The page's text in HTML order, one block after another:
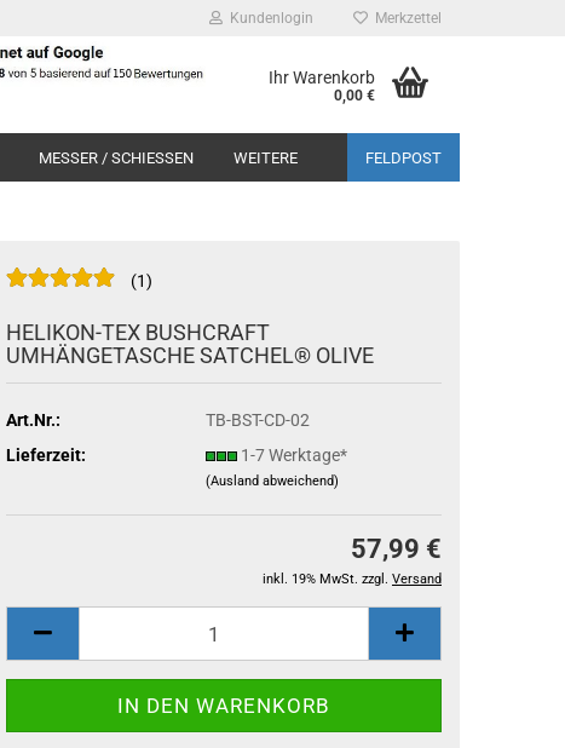
Kundenlogin Merkzettel
Ihr Warenkorb
0,00 €
MESSER / SCHIESSEN FELDPOST
WEITERE
1
HELIKON-TEX BUSHCRAFT
UMHÄNGETASCHE SATCHEL® OLIVE
Art.Nr.:
TB-BST-CD-02
Lieferzeit:
1-7 Werktage*
(Ausland abweichend)
57,99 €
inkl. 19% MwSt. zzgl. Versand